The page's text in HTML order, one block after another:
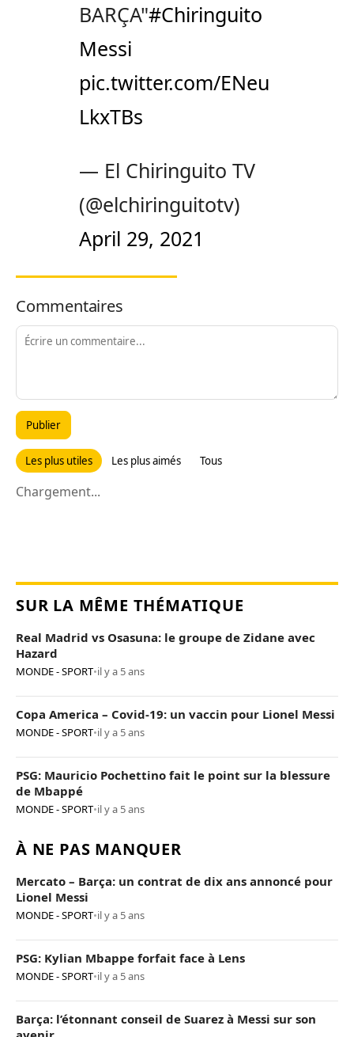
BARÇA"#Chiringuito
Messi
pic.twitter.com/ENeu
LkxTBs
— El Chiringuito TV
(@elchiringuitotv)
April 29, 2021
Commentaires
Publier
Les plus utiles Les plus aimés Tous
Chargement...
SUR LA MÊME THÉMATIQUE
Real Madrid vs Osasuna: le groupe de Zidane avec
Hazard
MONDE - SPORT•il y a 5 ans
Copa America – Covid-19: un vaccin pour Lionel Messi
MONDE - SPORT•il y a 5 ans
PSG: Mauricio Pochettino fait le point sur la blessure
de Mbappé
MONDE - SPORT•il y a 5 ans
À NE PAS MANQUER
Mercato – Barça: un contrat de dix ans annoncé pour
Lionel Messi
MONDE - SPORT•il y a 5 ans
PSG: Kylian Mbappe forfait face à Lens
MONDE - SPORT•il y a 5 ans
Barça: l’étonnant conseil de Suarez à Messi sur son